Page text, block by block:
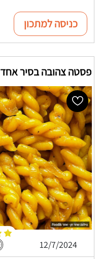
כניסה למתכון
פסטה צהובה בסיר אחד
12/7/2024